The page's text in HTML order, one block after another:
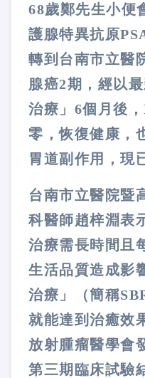
68歲鄭先生小便
護腺特異抗原
轉到台南市立醫
腺癌2期，經以
治療」6個月後
零，恢復健康，
胃道副作用，現
台南市立醫院暨
科醫師趙梓淵表
治療需長時間且
生活品質造成影
治療」（簡稱
就能達到治癒效
放射腫瘤醫學會
第三期臨床試驗